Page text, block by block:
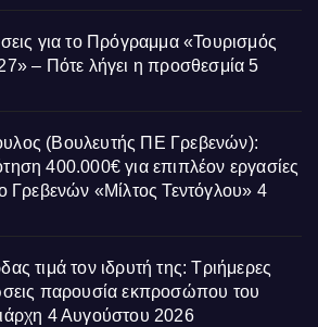
για το Πρόγραμμα «Τουρισμός
– Πότε λήγει η προσθεσμία 5
(Βουλευτής ΠΕ Γρεβενών):
400.000€ για επιπλέον εργασίες
Γρεβενών «Μίλτος Τεντόγλου» 4
τιμά τον ιδρυτή της: Τριήμερες
παρουσία εκπροσώπου του
4 Αυγούστου 2026